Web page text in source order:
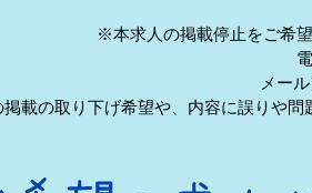
※本求人の掲載停止をご希
メー
載の取り下げ希望や、内容に誤りや問